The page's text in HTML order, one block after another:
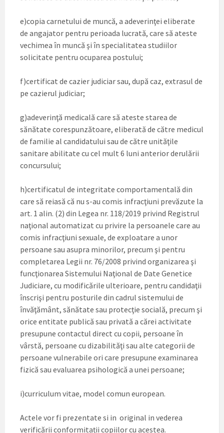
e)copia carnetului de muncă, a adeverinţei eliberate
de angajator pentru perioada lucrată, care să ateste
vechimea în muncă şi în specialitatea studiilor
solicitate pentru ocuparea postului;
f)certificat de cazier judiciar sau, după caz, extrasul de
pe cazierul judiciar;
g)adeverinţă medicală care să ateste starea de
sănătate corespunzătoare, eliberată de către medicul
de familie al candidatului sau de către unităţile
sanitare abilitate cu cel mult 6 luni anterior derulării
concursului;
h)certificatul de integritate comportamentală din
care să reiasă că nu s-au comis infracţiuni prevăzute la
art. 1 alin. (2) din Legea nr. 118/2019 privind Registrul
naţional automatizat cu privire la persoanele care au
comis infracţiuni sexuale, de exploatare a unor
persoane sau asupra minorilor, precum şi pentru
completarea Legii nr. 76/2008 privind organizarea şi
funcţionarea Sistemului Naţional de Date Genetice
Judiciare, cu modificările ulterioare, pentru candidaţii
înscrişi pentru posturile din cadrul sistemului de
învăţământ, sănătate sau protecţie socială, precum şi
orice entitate publică sau privată a cărei activitate
presupune contactul direct cu copii, persoane în
vârstă, persoane cu dizabilităţi sau alte categorii de
persoane vulnerabile ori care presupune examinarea
fizică sau evaluarea psihologică a unei persoane;
i)curriculum vitae, model comun european.
Actele vor fi prezentate si in original in vederea
verificării conformitații copiilor cu acestea.